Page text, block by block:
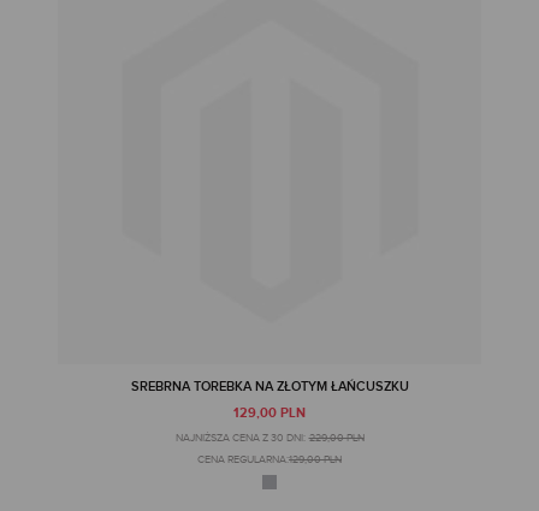
SREBRNA TOREBKA NA ZŁOTYM ŁAŃCUSZKU
129,00 PLN
NAJNIŻSZA CENA Z 30 DNI: 229,00 PLN
CENA REGULARNA:129,00 PLN